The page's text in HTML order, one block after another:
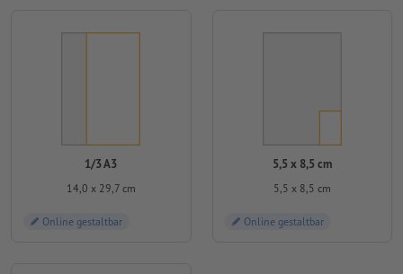
1/3 A3
14,0 x 29,7 cm
Online gestaltbar
5,5 x 8,5 cm
5,5 x 8,5 cm
Online gestaltbar